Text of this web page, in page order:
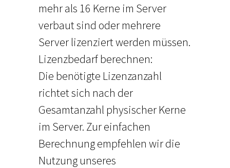
mehr als 16 Kerne im Server
verbaut sind oder mehrere
Server lizenziert werden müssen.
Lizenzbedarf berechnen:
Die benötigte Lizenzanzahl
richtet sich nach der
Gesamtanzahl physischer Kerne
im Server. Zur einfachen
Berechnung empfehlen wir die
Nutzung unseres